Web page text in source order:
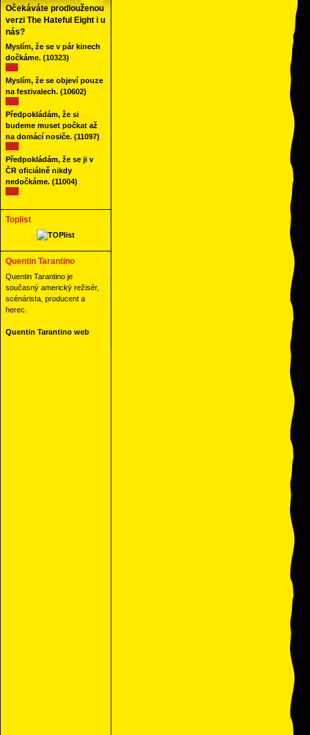
Očekáváte prodlouženou
verzi The Hateful Eight i u
nás?
Myslím, že se v pár kinech
dočkáme. (10323)
Myslím, že se objeví pouze
na festivalech. (10602)
Předpokládám, že si
budeme muset počkat až
na domácí nosiče. (11097)
Předpokládám, že se ji v
ČR oficiálně nikdy
nedočkáme. (11004)
Toplist
Quentin Tarantino
Quentin Tarantino je
současný americký režisér,
scénárista, producent a
herec.
Quentin Tarantino web